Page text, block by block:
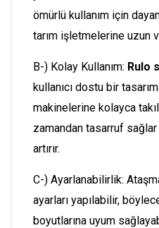
ömürlü kullanım için
tarım işletmelerine uzun
B-) Kolay Kullanım: Rulo
kullanıcı dostu bir
makinelerine kolayca
zamandan tasarruf
artırır.
C-) Ayarlanabilirlik:
ayarları yapılabilir,
boyutlarına uyum